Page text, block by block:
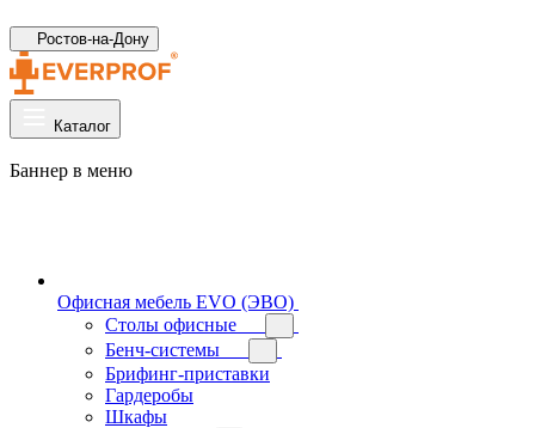
Ростов-на-Дону
Каталог
Баннер в меню
Офисная мебель EVO (ЭВО)
Cтолы офисные
Бенч-системы
Брифинг-приставки
Гардеробы
Шкафы